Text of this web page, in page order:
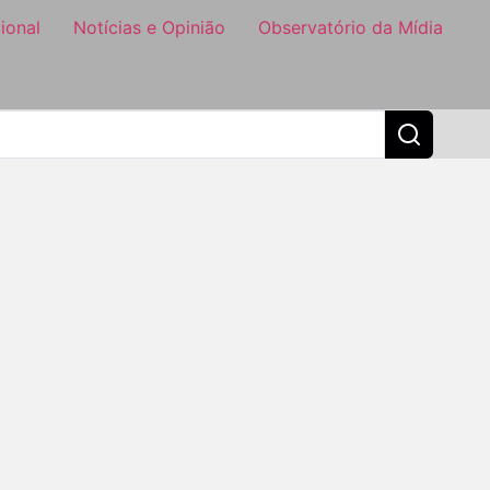
Notícias e Opinião Observatório da Mídia